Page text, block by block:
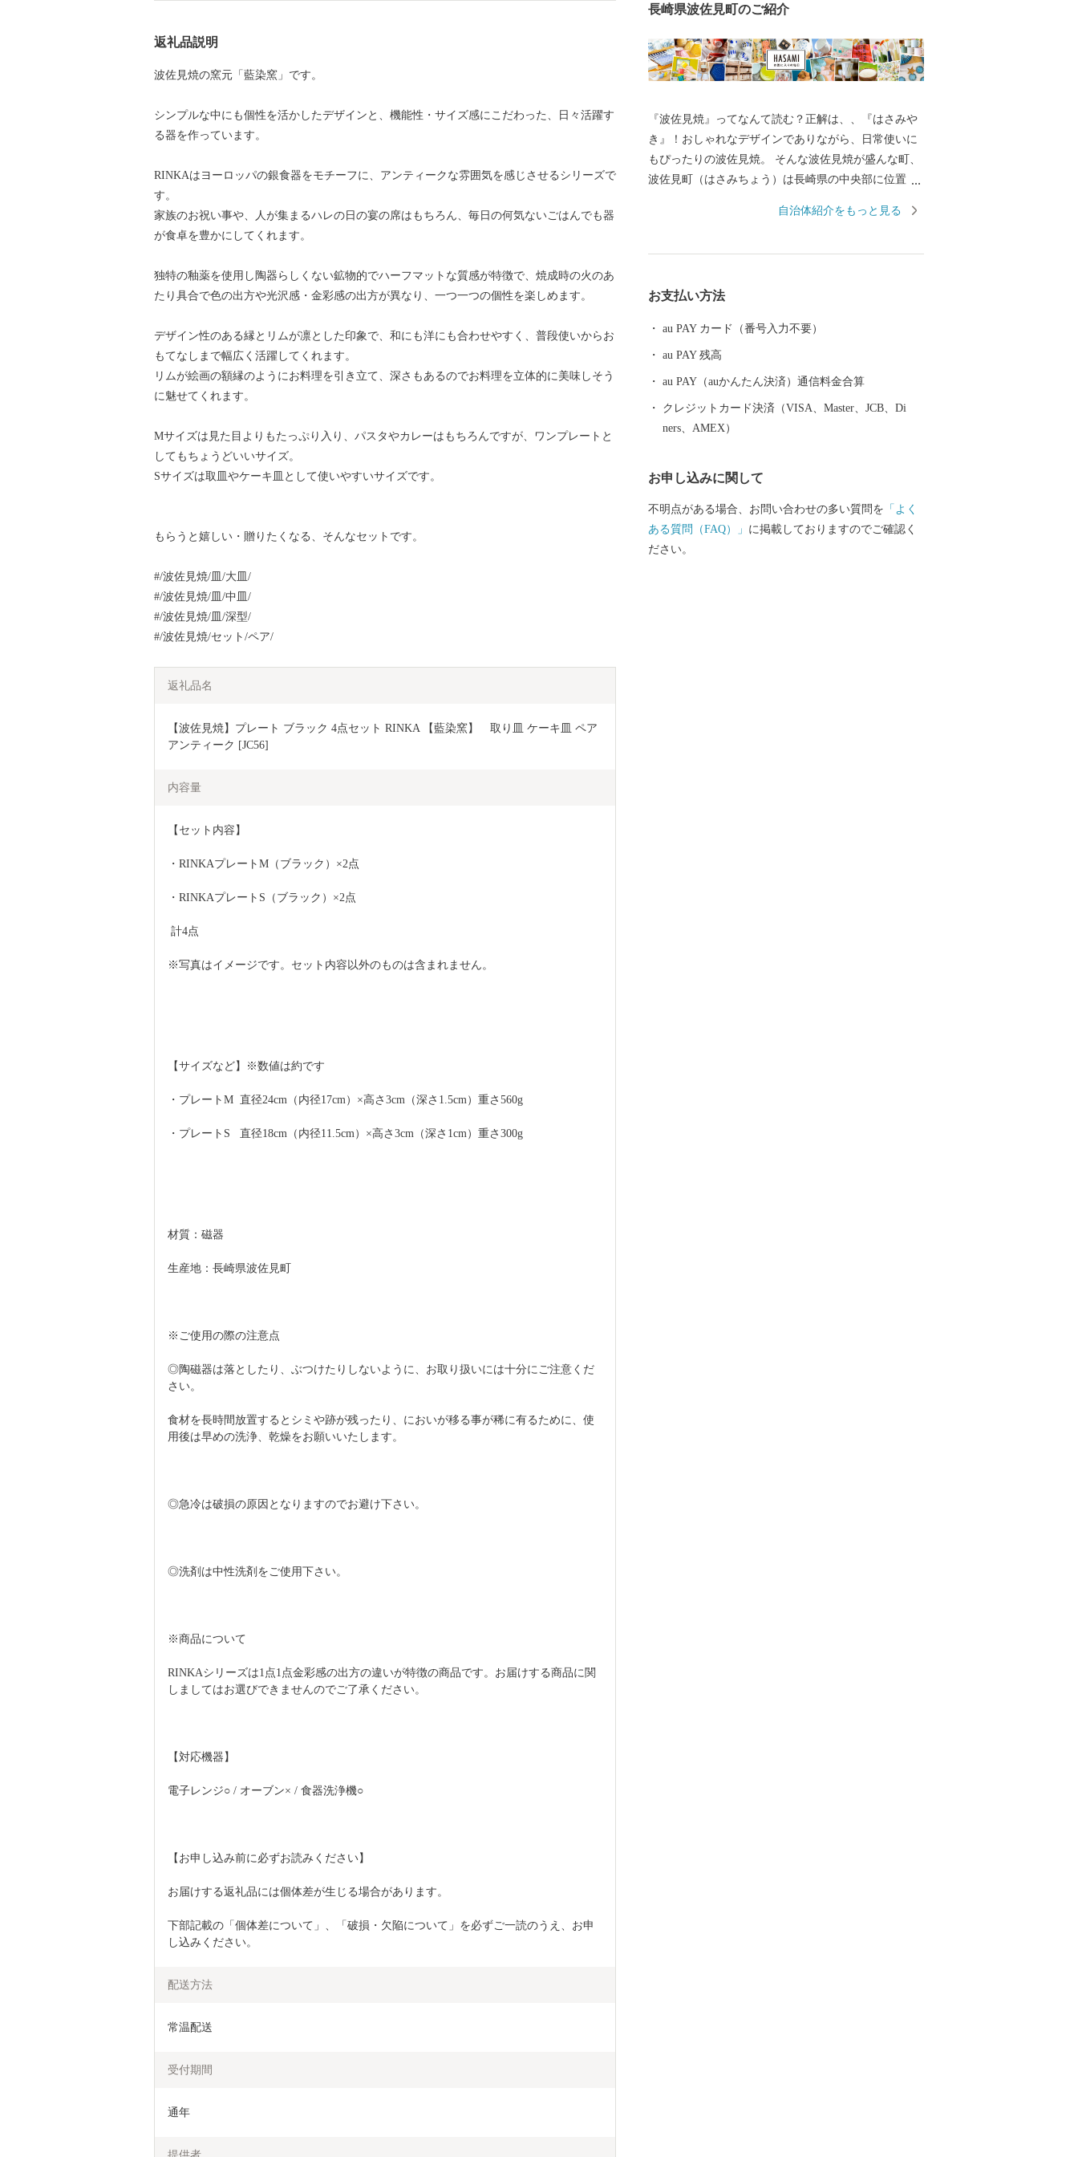
返礼品説明
波佐見焼の窯元「藍染窯」です。
シンプルな中にも個性を活かしたデザインと、機能性・サイズ感にこだわった、日々活躍す
る器を作っています。
RINKAはヨーロッパの銀食器をモチーフに、アンティークな雰囲気を感じさせるシリーズで
す。
家族のお祝い事や、人が集まるハレの日の宴の席はもちろん、毎日の何気ないごはんでも器
が食卓を豊かにしてくれます。
独特の釉薬を使用し陶器らしくない鉱物的でハーフマットな質感が特徴で、焼成時の火のあ
たり具合で色の出方や光沢感・金彩感の出方が異なり、一つ一つの個性を楽しめます。
デザイン性のある縁とリムが凛とした印象で、和にも洋にも合わせやすく、普段使いからお
もてなしまで幅広く活躍してくれます。
リムが絵画の額縁のようにお料理を引き立て、深さもあるのでお料理を立体的に美味しそう
に魅せてくれます。
Mサイズは見た目よりもたっぷり入り、パスタやカレーはもちろんですが、ワンプレートと
してもちょうどいいサイズ。
Sサイズは取皿やケーキ皿として使いやすいサイズです。
もらうと嬉しい・贈りたくなる、そんなセットです。
#/波佐見焼/皿/大皿/
#/波佐見焼/皿/中皿/
#/波佐見焼/皿/深型/
#/波佐見焼/セット/ペア/
返礼品名
【波佐見焼】プレート ブラック 4点セット RINKA 【藍染窯】　取り皿 ケーキ皿 ペア
アンティーク [JC56]
内容量
【セット内容】
・RINKAプレートM（ブラック）×2点
・RINKAプレートS（ブラック）×2点
計4点
※写真はイメージです。セット内容以外のものは含まれません。
【サイズなど】※数値は約です
・プレートM  直径24cm（内径17cm）×高さ3cm（深さ1.5cm）重さ560g
・プレートS   直径18cm（内径11.5cm）×高さ3cm（深さ1cm）重さ300g
材質：磁器
生産地：長崎県波佐見町
※ご使用の際の注意点
◎陶磁器は落としたり、ぶつけたりしないように、お取り扱いには十分にご注意くだ
さい。
食材を長時間放置するとシミや跡が残ったり、においが移る事が稀に有るために、使
用後は早めの洗浄、乾燥をお願いいたします。
◎急冷は破損の原因となりますのでお避け下さい。
◎洗剤は中性洗剤をご使用下さい。
※商品について
RINKAシリーズは1点1点金彩感の出方の違いが特徴の商品です。お届けする商品に関
しましてはお選びできませんのでご了承ください。
【対応機器】
電子レンジ○ / オーブン× / 食器洗浄機○
【お申し込み前に必ずお読みください】
お届けする返礼品には個体差が生じる場合があります。
下部記載の「個体差について」、「破損・欠陥について」を必ずご一読のうえ、お申
し込みください。
配送方法
常温配送
受付期間
通年
長崎県波佐見町のご紹介
『波佐見焼』ってなんて読む？正解は、、『はさみや
き』！おしゃれなデザインでありながら、日常使いに
もぴったりの波佐見焼。 そんな波佐見焼が盛んな町、
波佐見町（はさみちょう）は長崎県の中央部に位置
田百選に選ばれた「鬼木棚田」にみられるように、豊
います。 今なお多くの窯元が集積する中尾山には世界
最大規模の登り窯跡があり、江戸時代には、ここで焼
品であった磁器を広く普及させるとともに、食文化に
も大きな影響を与えたといわれています。 そして近年
においても、日本の食卓を彩るおしゃれで機能的な日
など、ここでは紹介しきれません。長崎へお越しの際
は、ぜひ波佐見町へお立ち寄りください。
自治体紹介をもっと見る
お支払い方法
au PAY カード（番号入力不要）
au PAY 残高
au PAY（auかんたん決済）通信料金合算
クレジットカード決済（VISA、Master、JCB、Di
ners、AMEX）
お申し込みに関して
不明点がある場合、お問い合わせの多い質問を 「よく
ある質問（FAQ）」 に掲載しておりますのでご確認く
ださい。